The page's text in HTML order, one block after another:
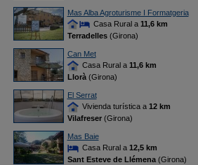
Mas Alba Agroturisme I Formatgeria
Casa Rural a 11,6 km
Terradelles(Girona)
Can Met
Casa Rural a 11,6 km
Llorà(Girona)
El Serrat
Vivienda turística a 12 km
Vilafreser(Girona)
Mas Baie
Casa Rural a 12,5 km
Sant Esteve de Llémena(Girona)